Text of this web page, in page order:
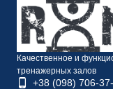
Качественное и
тренажерных залов
+38 (098) 706-